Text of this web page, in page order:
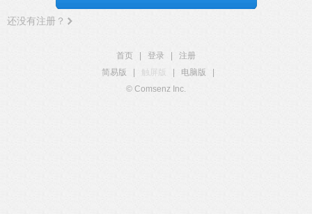
还没有注册？
首页 登录
注册
简易版
触屏版 电脑版
© Comsenz Inc.